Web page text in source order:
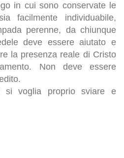
in cui sono conservate le
facilmente individuabile,
perenne, da chiunque
deve essere aiutato e
la presenza reale di Cristo
Non deve essere
voglia proprio sviare e